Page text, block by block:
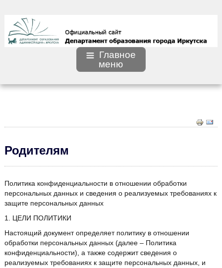
Главное
меню
Родителям
Политика конфиденциальности в отношении обработки
персональных данных и сведения о реализуемых требованиях к
защите персональных данных
1. ЦЕЛИ ПОЛИТИКИ
Настоящий документ определяет политику в отношении
обработки персональных данных (далее – Политика
конфиденциальности), а также содержит сведения о
реализуемых требованиях к защите персональных данных, и